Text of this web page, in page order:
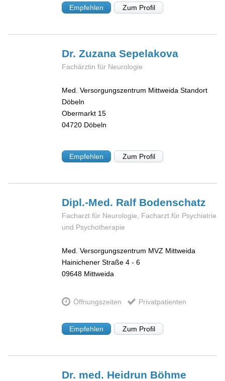
Empfehlen Zum Profil
Dr. ZuzanaSepelakova
Fachärztin für Neurologie
Med. Versorgungszentrum Mittweida Standort
Döbeln
Obermarkt 15
04720 Döbeln
Empfehlen Zum Profil
Dipl.-Med. Ralf Bodenschatz
Facharzt für Neurologie, Facharzt für Psychiatrie
und Psychotherapie
Med. Versorgungszentrum MVZ Mittweida
Hainichener Straße 4 - 6
09648 Mittweida
Öffnungszeiten Privatpatienten
Empfehlen Zum Profil
Dr. med. Heidrun Böhme